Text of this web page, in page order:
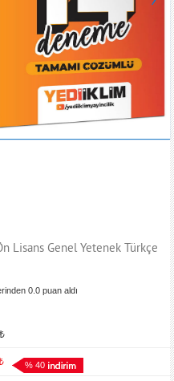
Lisans Genel Yetenek Türkçe
0.0 puan aldı
₺
% 40